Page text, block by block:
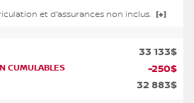
et d'assurances non inclus.
33 133$
CUMULABLES -250$
32 883$